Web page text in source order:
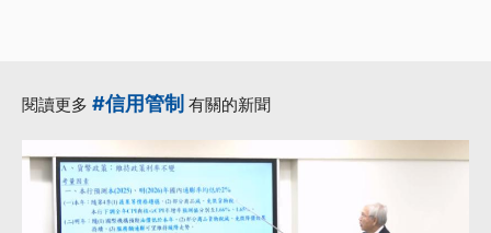
閱讀更多 #信用管制 有關的新聞